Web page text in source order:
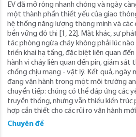
EV đã mở rộng nhanh chóng và ngày
một thành phần thiết yếu của giao
hệ thống năng lượng thông minh và các
bền vững đô thị [1, 22]. Mặt khác, sự
tác phòng ngừa cháy không phải lúc
triển khai hạ tầng, đặc biệt liên quan
hành vi cháy liên quan đến pin, giám sát
chống chịu mạng - vật lý. Kết quả, ngày
đang vận hành trong một môi trường
chuyển tiếp: chúng có thể đáp ứng các
truyền thống, nhưng vẫn thiếu kiến trúc
hợp cần thiết cho các rủi ro vận hành
Chuyên đề